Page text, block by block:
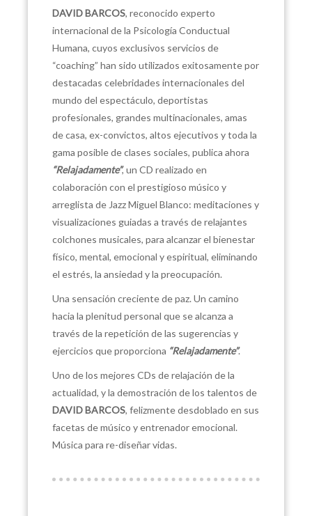
DAVID BARCOS, reconocido experto
internacional de la Psicología Conductual
Humana, cuyos exclusivos servicios de
“coaching” han sido utilizados exitosamente por
destacadas celebridades internacionales del
mundo del espectáculo, deportistas
profesionales, grandes multinacionales, amas
de casa, ex-convictos, altos ejecutivos y toda la
gama posible de clases sociales, publica ahora
“Relajadamente”, un CD realizado en
colaboración con el prestigioso músico y
arreglista de Jazz Miguel Blanco: meditaciones y
visualizaciones guiadas a través de relajantes
colchones musicales, para alcanzar el bienestar
físico, mental, emocional y espiritual, eliminando
el estrés, la ansiedad y la preocupación.
Una sensación creciente de paz. Un camino
hacia la plenitud personal que se alcanza a
través de la repetición de las sugerencias y
ejercicios que proporciona “Relajadamente”.
Uno de los mejores CDs de relajación de la
actualidad, y la demostración de los talentos de
DAVID BARCOS, felizmente desdoblado en sus
facetas de músico y entrenador emocional.
Música para re-diseñar vidas.